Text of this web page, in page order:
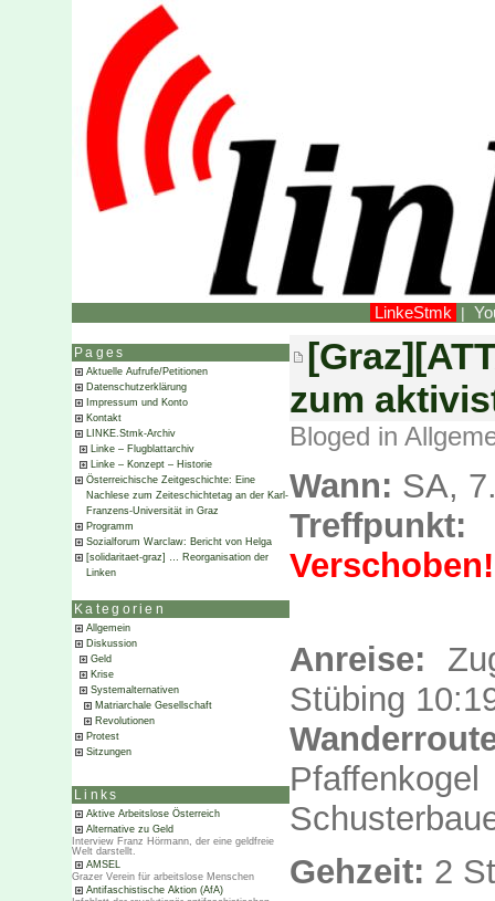
LinkeStmk |
Pages
Aktuelle Aufrufe/Petitionen
Datenschutzerklärung
Impressum und Konto
Kontakt
LINKE.Stmk-Archiv
Linke – Flugblattarchiv
Linke – Konzept – Historie
Österreichische Zeitgeschichte: Eine
Nachlese zum Zeiteschichtetag an der Karl-
Franzens-Universität in Graz
Programm
Sozialforum Warclaw: Bericht von Helga
[solidaritaet-graz] … Reorganisation der
Linken
Kategorien
Allgemein
Diskussion
Geld
Krise
Systemalternativen
Matriarchale Gesellschaft
Revolutionen
Protest
Sitzungen
Links
Aktive Arbeitslose Österreich
Alternative zu Geld
Interview Franz Hörmann, der eine geldfreie
Welt darstellt.
AMSEL
Grazer Verein für arbeitslose Menschen
Antifaschistische Aktion (AfA)
zum
Bloged in
Wann: SA,
Treffpunkt:
Verschoben!
Anreise:
Stübing
Gehzeit: 2